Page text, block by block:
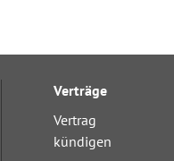
Verträge
Vertrag
kündigen